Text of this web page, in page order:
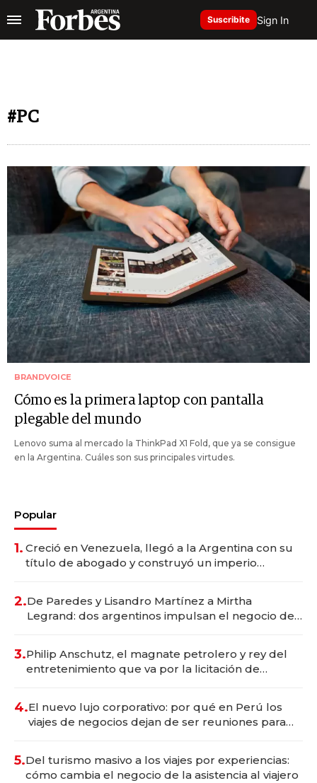
Suscribite Sign In
#PC
BRANDVOICE
Cómo es la primera laptop con pantalla
plegable del mundo
Lenovo suma al mercado la ThinkPad X1 Fold, que ya se consigue
en la Argentina. Cuáles son sus principales virtudes.
Popular
1. Creció en Venezuela, llegó a la Argentina con su
título de abogado y construyó un imperio
2.De Paredes y Lisandro Martínez a Mirtha
Legrand: dos argentinos impulsan el negocio del
3.Philip Anschutz, el magnate petrolero y rey del
entretenimiento que va por la licitación de
4.El nuevo lujo corporativo: por qué en Perú los
viajes de negocios dejan de ser reuniones para
5.Del turismo masivo a los viajes por experiencias:
cómo cambia el negocio de la asistencia al viajero